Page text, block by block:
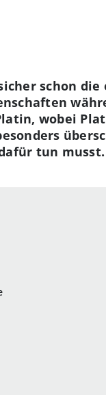
schon die
wobei
tun musst.